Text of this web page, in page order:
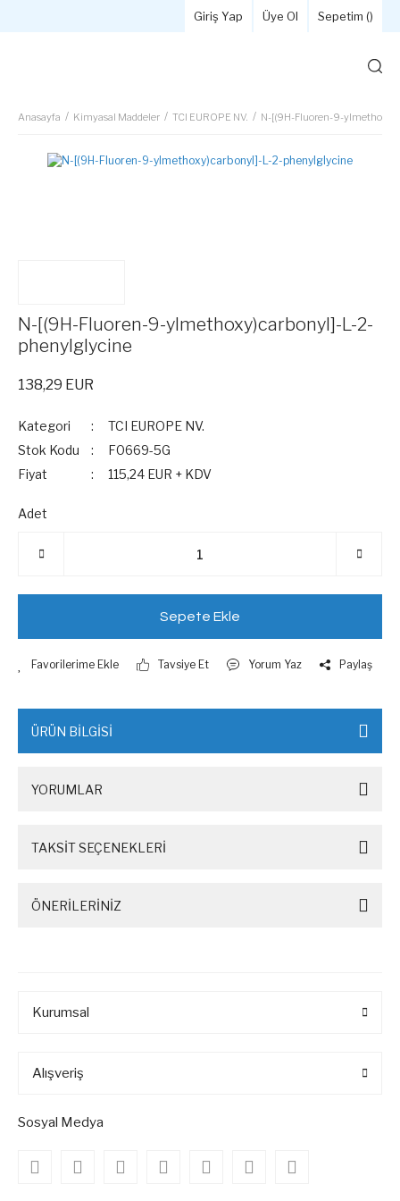
Giriş Yap Üye Ol Sepetim ()
Anasayfa Kimyasal Maddeler TCI EUROPE NV. N-[(9H-Fluoren-9-
N-[(9H-Fluoren-9-ylmethoxy)carbonyl]-L-2-
phenylglycine
138,29 EUR
Kategori
TCI EUROPE NV.
Stok Kodu
F0669-5G
Fiyat
115,24 EUR + KDV
Adet
Sepete Ekle
Tavsiye Et Yorum Yaz Paylaş
ÜRÜN BİLGİSİ
YORUMLAR
TAKSİT SEÇENEKLERİ
ÖNERİLERİNİZ
Kurumsal
Alışveriş
Sosyal Medya